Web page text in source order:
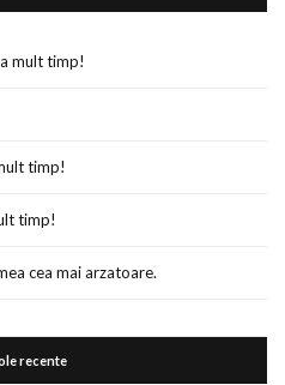
mult timp!
timp!
timp!
cea mai arzatoare.
recente